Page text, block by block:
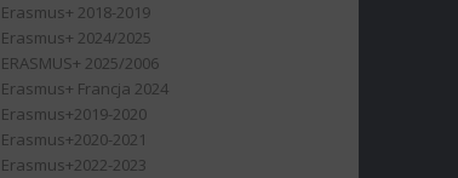
Erasmus+ 2018-2019
Erasmus+ 2024/2025
ERASMUS+ 2025/2006
Erasmus+ Francja 2024
Erasmus+2019-2020
Erasmus+2020-2021
Erasmus+2022-2023